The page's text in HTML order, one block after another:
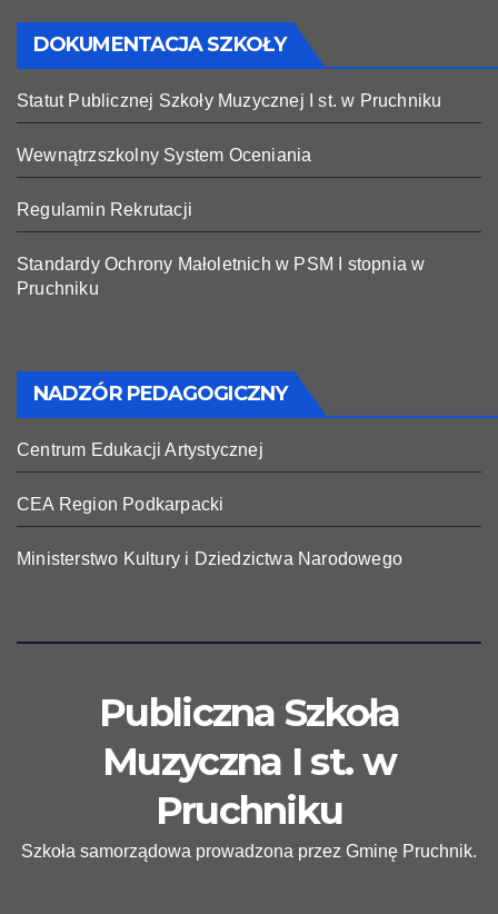
DOKUMENTACJA SZKOŁY
Statut Publicznej Szkoły Muzycznej I st. w Pruchniku
Wewnątrzszkolny System Oceniania
Regulamin Rekrutacji
Standardy Ochrony Małoletnich w PSM I stopnia w
Pruchniku
NADZÓR PEDAGOGICZNY
Centrum Edukacji Artystycznej
CEA Region Podkarpacki
Ministerstwo Kultury i Dziedzictwa Narodowego
Publiczna Szkoła
Muzyczna I st. w
Pruchniku
Szkoła samorządowa prowadzona przez Gminę Pruchnik.